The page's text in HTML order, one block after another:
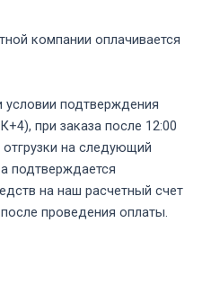
компании оплачивается
подтверждения
при заказа после 12:00
на следующий
подтверждается
на наш расчетный счет
проведения оплаты.